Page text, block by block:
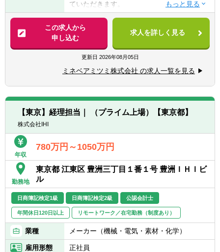
分野で活躍していただき、その後は例えば財
務、税務、M&Aサポートなど別の領域を経験
するキャリアパスもあれば、日立の会計にこ
の人あり！といわれるようなスペシャリスト
をめざすことも可能です。育成プログラムや
職場支援は充実しています。
(決算・法定開示等の財務会計を担当)と財務
戦略部(予算管理等、日立グループ業績を取り
す。
経理部は個別決算、連結決算合わせて30名
程度、財務戦略部は20名弱程度で構成されて
います。
年齢層は20代後半～40代と幅広く、特に経
な人財が活躍しています。
②在宅勤務制度も活用しています。
出社頻度は業務の状況にもよりますが、平
均週2～3日程度です。
また繁忙期が事前にはっきりしているた
め、夏季・冬季休暇などは計画的に長めに
■経理財務業務の経験（会計、決算、財務、
税務他）
■製造業での内部統制経験者
【求める人物像】
■社内の多くの方と関わるので、コミュニケ
ーション能力のある方。
し。
ていただきます。
ミネベアミツミのJ-SOX業務は、当社グルー
プ全体の内部統制が有効に機能していること
を確認し、経営成績を表す財務諸表が適正に
作成されていることを保証するための重要な
業務です。
■このような部門の一員として貢献できるメ
ンバーを募集しています。
【具体的には】
■国内グループ会社の全社統制レビュー業務
■海外グループ会社の全社統制レビュー業務
■海外グループ会社のプロセス統制レビュー
業務
■不備改善・報告業務
■同社の屋台骨を支える、やりがいのある仕
事です。
※ご本人の適性に合わせて、お任せする業務
を決定していきます。
先輩社員がおりますので、未経験の方でも
大丈夫です。
この求人から
申し込む
求人を詳しく見る
更新日 2026年08月05日
ミネベアミツミ株式会社 の求人一覧を見る
【東京】経理担当｜ （プライム上場）【東京都】
株式会社IHI
年収
780万円～1050万円
勤務地
東京都 江東区 豊洲三丁目１番１号 豊洲ＩＨＩビ
ル
日商簿記検定1級 日商簿記検定2級 公認会計士
年間休日120日以上 リモートワーク／在宅勤務（制度あり）
業種 メーカー（機械・電気・素材・化学）
雇用形態 正社員